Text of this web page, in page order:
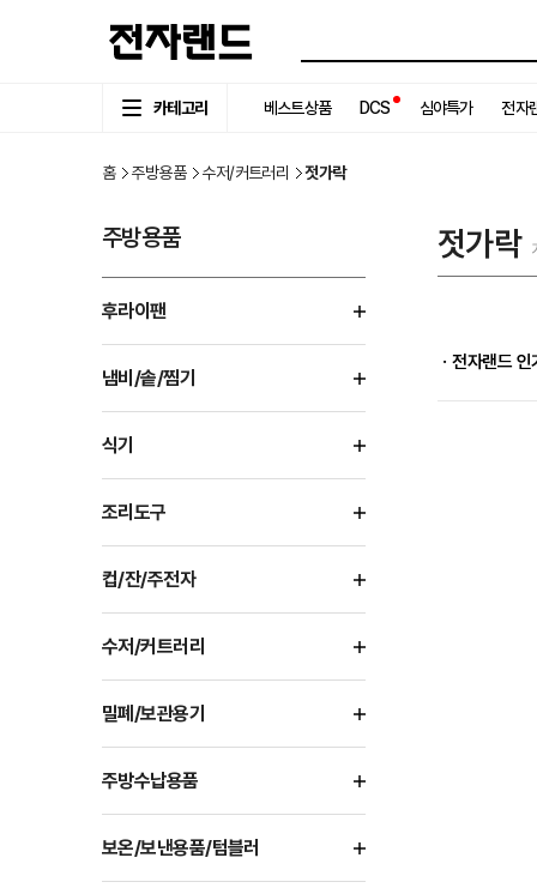
카테고리 베스트상품 DCS 심야특가 전자
홈 주방용품 수저/커트러리 젓가락
주방용품
후라이팬
냄비/솥/찜기
식기
조리도구
컵/잔/주전자
수저/커트러리
밀폐/보관용기
주방수납용품
보온/보낸용품/텀블러
젓가락
ㆍ전자랜드 인